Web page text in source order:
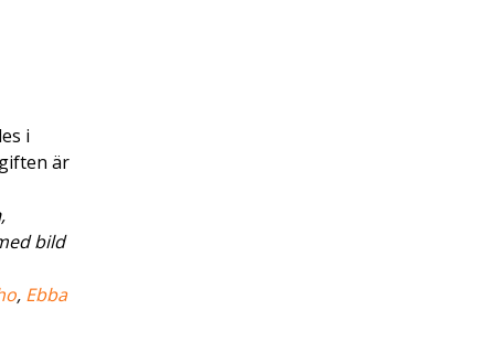
i
är
,
bild
, Ebba